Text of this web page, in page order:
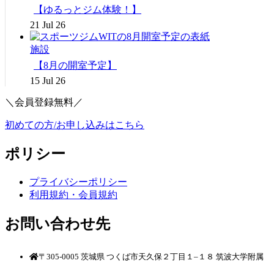
【ゆるっとジム体験！】
21 Jul 26
施設
【8月の開室予定】
15 Jul 26
＼会員登録無料／
初めての方/お申し込みはこちら
ポリシー
プライバシーポリシー
利用規約・会員規約
お問い合わせ先
〒305-0005 茨城県 つくば市天久保２丁目１–１８ 筑波大学附属